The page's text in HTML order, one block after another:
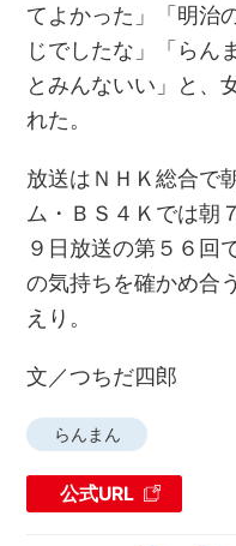
てよかった」「明治
じでしたな」「らん
とみんないい」と、
れた。
放送はＮＨＫ総合で
ム・ＢＳ４Ｋでは朝
９日放送の第５６回
の気持ちを確かめ合
えり。
文／つちだ四郎
らんまん
公式URL